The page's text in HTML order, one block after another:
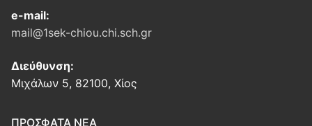
e-mail:
mail@1sek-chiou.chi.sch.gr
Διεύθυνση:
Μιχάλων 5, 82100, Χίος
ΠΡΟΣΦΑΤΑ ΝΕΑ